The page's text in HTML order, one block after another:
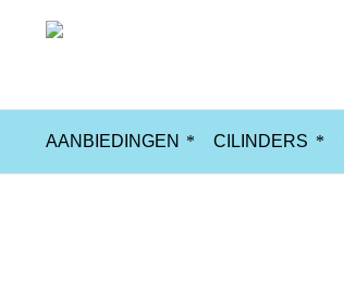
AANBIEDINGEN CILINDERS